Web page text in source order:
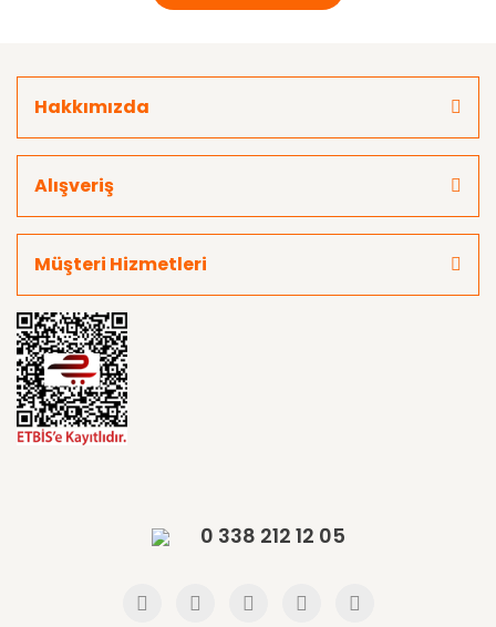
Hakkımızda
Alışveriş
Müşteri Hizmetleri
0 338 212 12 05